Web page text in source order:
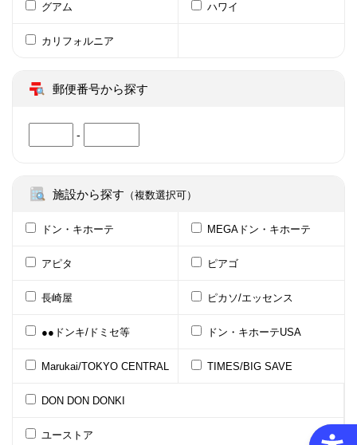
グアム ハワイ
カリフォルニア
郵便番号から探す
-
施設から探す （複数選択可）
ドン・キホーテ MEGAドン・キホーテ
アピタ ピアゴ
長崎屋 ピカソ/エッセンス
●●ドンキ/ドミセ等 ドン・キホーテUSA
Marukai/TOKYO CENTRAL TIMES/BIG SAVE
DON DON DONKI
ユーストア